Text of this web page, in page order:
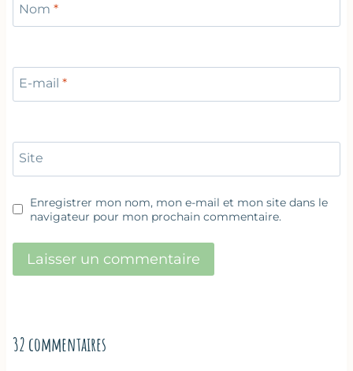
Nom *
E-mail *
Site
Enregistrer mon nom, mon e-mail et mon site dans le
navigateur pour mon prochain commentaire.
32 commentaires